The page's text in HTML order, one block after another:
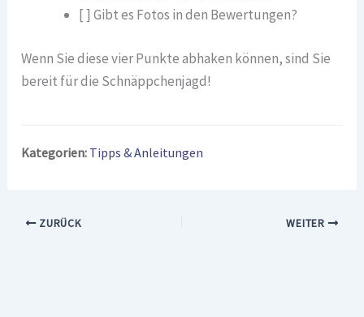
[ ] Gibt es Fotos in den Bewertungen?
Wenn Sie diese vier Punkte abhaken können, sind Sie
bereit für die Schnäppchenjagd!
Kategorien: Tipps & Anleitungen
ZURÜCK WEITER